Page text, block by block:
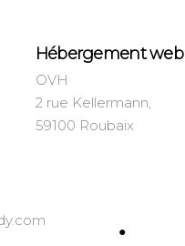
Hébergement web
OVH
2 rue Kellermann,
59100 Roubaix